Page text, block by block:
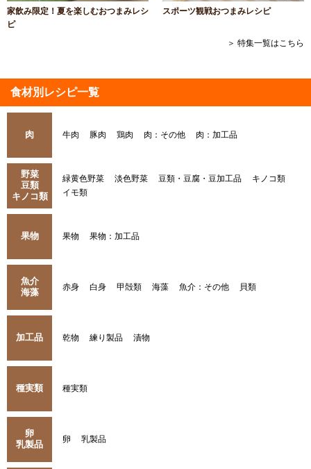
家飲み限定！夏を楽しむおつまみレシ
ピ
スポーツ観戦おつまみレシピ
＞ 特集一覧はこちら
食材別レシピ一覧
肉 牛肉 豚肉 鶏肉 肉：その他 肉：加工品
野菜
豆類
キノコ類
緑黄色野菜 淡色野菜 豆類・豆腐・豆加工品
キノコ類
イモ類
果物 果物 果物：加工品
魚介
海藻
赤身 白身 甲殻類 海藻 魚介：その他 貝類
加工品 乾物 練り製品 漬物
種実類 種実類
卵
乳製品
卵 乳製品